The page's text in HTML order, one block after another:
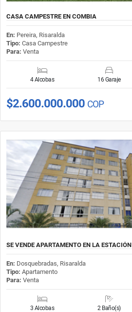
CASA CAMPESTRE EN COMBIA
En: Pereira, Risaralda
Tipo: Casa Campestre
Para: Venta
4 Alcobas 16 Garaje
$2.600.000.000 COP
SE VENDE APARTAMENTO EN LA ESTACIÓN
En: Dosquebradas, Risaralda
Tipo: Apartamento
Para: Venta
3 Alcobas 2 Baño(s)